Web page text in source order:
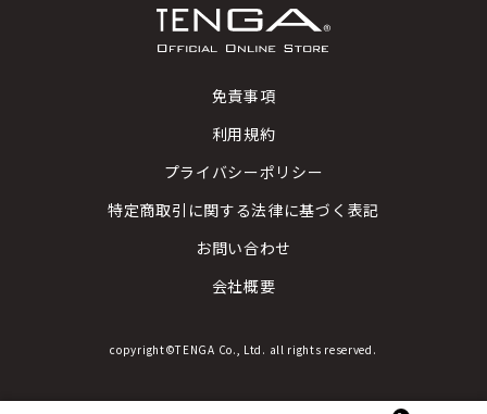
免責事項
利用規約
プライバシーポリシー
特定商取引に関する法律に基づく表記
お問い合わせ
会社概要
copyright©TENGA Co., Ltd. all rights reserved.